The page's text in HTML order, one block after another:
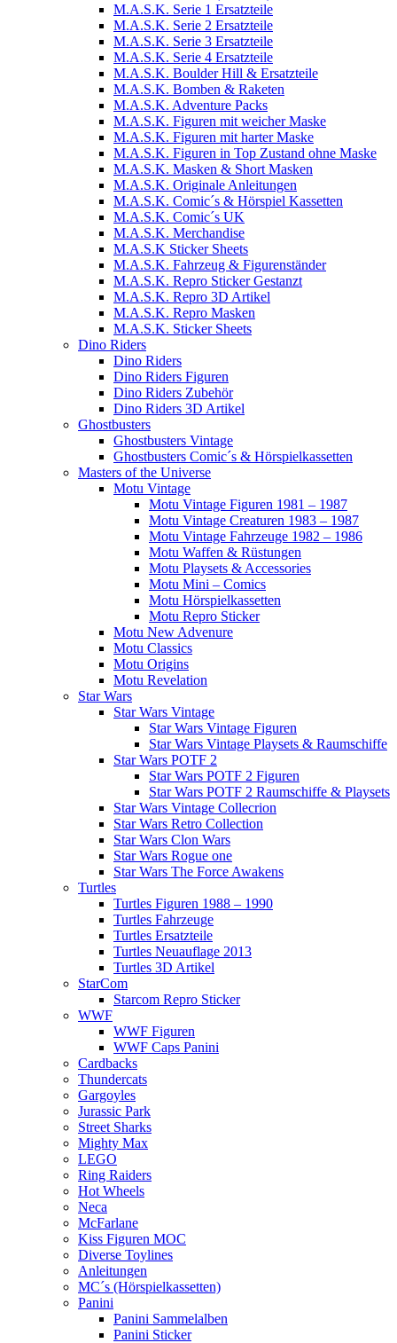
M.A.S.K. Serie 1 Ersatzteile
M.A.S.K. Serie 2 Ersatzteile
M.A.S.K. Serie 3 Ersatzteile
M.A.S.K. Serie 4 Ersatzteile
M.A.S.K. Boulder Hill & Ersatzteile
M.A.S.K. Bomben & Raketen
M.A.S.K. Adventure Packs
M.A.S.K. Figuren mit weicher Maske
M.A.S.K. Figuren mit harter Maske
M.A.S.K. Figuren in Top Zustand ohne Maske
M.A.S.K. Masken & Short Masken
M.A.S.K. Originale Anleitungen
M.A.S.K. Comic´s & Hörspiel Kassetten
M.A.S.K. Comic´s UK
M.A.S.K. Merchandise
M.A.S.K Sticker Sheets
M.A.S.K. Fahrzeug & Figurenständer
M.A.S.K. Repro Sticker Gestanzt
M.A.S.K. Repro 3D Artikel
M.A.S.K. Repro Masken
M.A.S.K. Sticker Sheets
Dino Riders
Dino Riders
Dino Riders Figuren
Dino Riders Zubehör
Dino Riders 3D Artikel
Ghostbusters
Ghostbusters Vintage
Ghostbusters Comic´s & Hörspielkassetten
Masters of the Universe
Motu Vintage
Motu Vintage Figuren 1981 – 1987
Motu Vintage Creaturen 1983 – 1987
Motu Vintage Fahrzeuge 1982 – 1986
Motu Waffen & Rüstungen
Motu Playsets & Accessories
Motu Mini – Comics
Motu Hörspielkassetten
Motu Repro Sticker
Motu New Advenure
Motu Classics
Motu Origins
Motu Revelation
Star Wars
Star Wars Vintage
Star Wars Vintage Figuren
Star Wars Vintage Playsets & Raumschiffe
Star Wars POTF 2
Star Wars POTF 2 Figuren
Star Wars POTF 2 Raumschiffe & Playsets
Star Wars Vintage Collecrion
Star Wars Retro Collection
Star Wars Clon Wars
Star Wars Rogue one
Star Wars The Force Awakens
Turtles
Turtles Figuren 1988 – 1990
Turtles Fahrzeuge
Turtles Ersatzteile
Turtles Neuauflage 2013
Turtles 3D Artikel
StarCom
Starcom Repro Sticker
WWF
WWF Figuren
WWF Caps Panini
Cardbacks
Thundercats
Gargoyles
Jurassic Park
Street Sharks
Mighty Max
LEGO
Ring Raiders
Hot Wheels
Neca
McFarlane
Kiss Figuren MOC
Diverse Toylines
Anleitungen
MC´s (Hörspielkassetten)
Panini
Panini Sammelalben
Panini Sticker